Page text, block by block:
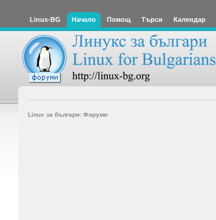
Linux-BG Начало Помощ Търси Календар
Linux за българи: Форуми